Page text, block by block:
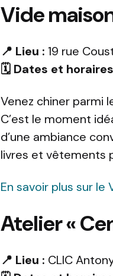
Vide
📍 Lieu : 19 rue
🗓️ Dates et
Venez chiner parmi
C’est le moment
d’une ambiance
livres et vêtements
En savoir plus sur le
Atelier «
📍 Lieu : CLIC